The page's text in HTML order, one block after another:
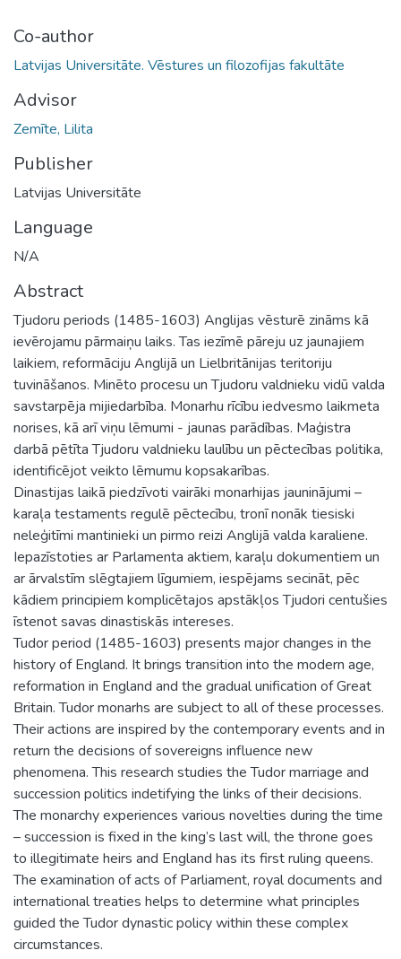
Co-author
Latvijas Universitāte. Vēstures un filozofijas fakultāte
Advisor
Zemīte, Lilita
Publisher
Latvijas Universitāte
Language
N/A
Abstract
Tjudoru periods (1485-1603) Anglijas vēsturē zināms kā
ievērojamu pārmaiņu laiks. Tas iezīmē pāreju uz jaunajiem
laikiem, reformāciju Anglijā un Lielbritānijas teritoriju
tuvināšanos. Minēto procesu un Tjudoru valdnieku vidū valda
savstarpēja mijiedarbība. Monarhu rīcību iedvesmo laikmeta
norises, kā arī viņu lēmumi - jaunas parādības. Maģistra
darbā pētīta Tjudoru valdnieku laulību un pēctecības politika,
identificējot veikto lēmumu kopsakarības.
Dinastijas laikā piedzīvoti vairāki monarhijas jauninājumi –
karaļa testaments regulē pēctecību, tronī nonāk tiesiski
neleģitīmi mantinieki un pirmo reizi Anglijā valda karaliene.
Iepazīstoties ar Parlamenta aktiem, karaļu dokumentiem un
ar ārvalstīm slēgtajiem līgumiem, iespējams secināt, pēc
kādiem principiem komplicētajos apstākļos Tjudori centušies
īstenot savas dinastiskās intereses.
Tudor period (1485-1603) presents major changes in the
history of England. It brings transition into the modern age,
reformation in England and the gradual unification of Great
Britain. Tudor monarhs are subject to all of these processes.
Their actions are inspired by the contemporary events and in
return the decisions of sovereigns influence new
phenomena. This research studies the Tudor marriage and
succession politics indetifying the links of their decisions.
The monarchy experiences various novelties during the time
– succession is fixed in the king’s last will, the throne goes
to illegitimate heirs and England has its first ruling queens.
The examination of acts of Parliament, royal documents and
international treaties helps to determine what principles
guided the Tudor dynastic policy within these complex
circumstances.